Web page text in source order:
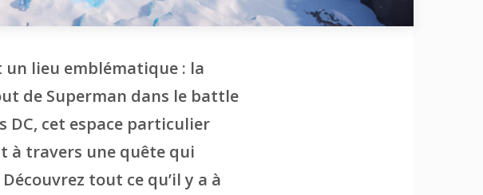
lieu emblématique : la
de Superman dans le battle
DC, cet espace particulier
à travers une quête qui
tout ce qu’il y a à